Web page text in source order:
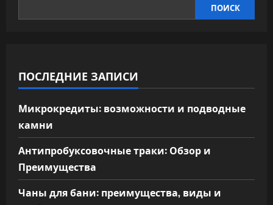
ПОИСК
ПОСЛЕДНИЕ ЗАПИСИ
Микрокредиты: возможности и подводные
камни
Антипробуксовочные траки: Обзор и
Преимущества
Чаны для бани: преимущества, виды и